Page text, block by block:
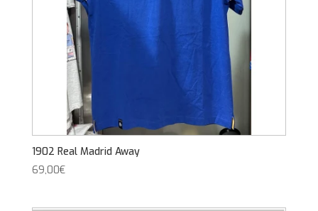
1902 Real Madrid Away
69,00€